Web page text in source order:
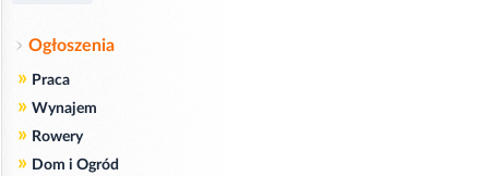
Ogłoszenia
» Praca
» Wynajem
» Rowery
» Dom i Ogród